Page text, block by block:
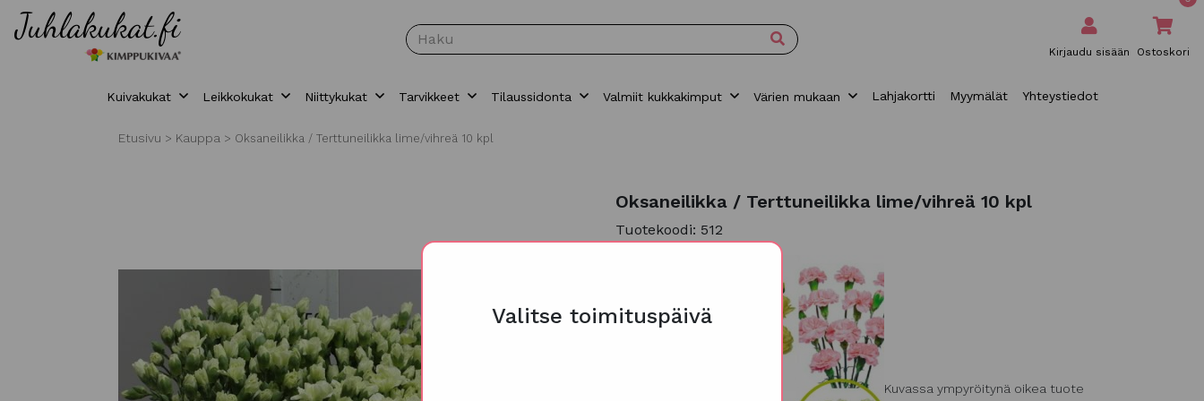
Valitse toimituspäivä
Kirjaudu sisään Ostoskori
Kuivakukat Leikkokukat Niittykukat Tarvikkeet Tilaussidonta Valmiit kukkakimput Värien mukaan Lahjakortti Myymälät Yhteystiedot
Etusivu > Kauppa > Oksaneilikka / Terttuneilikka lime/vihreä 10 kpl
Oksaneilikka / Terttuneilikka lime/vihreä 10 kpl
Tuotekoodi: 512
Kuvassa ympyröitynä oikea tuote